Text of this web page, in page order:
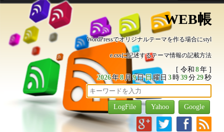
WEB帳
WordPressでオリジナルテーマを作る場合にstyl
e.cssに記述するテーマ情報の記載方法
[ 令和 8年 ]
2026年8月 9日日曜日 3 時39分30秒
r
f
t
g